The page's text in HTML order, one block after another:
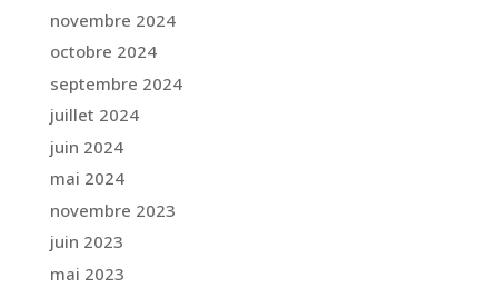
novembre 2024
octobre 2024
septembre 2024
juillet 2024
juin 2024
mai 2024
novembre 2023
juin 2023
mai 2023